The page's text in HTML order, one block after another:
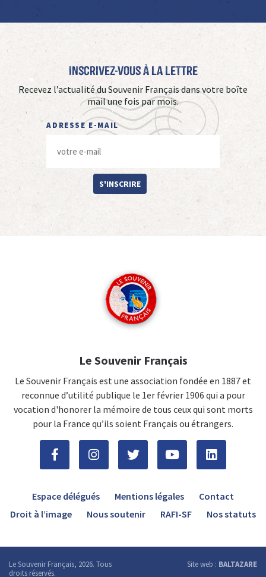
Inscrivez-vous à La Lettre
Recevez l’actualité du Souvenir Français dans votre boîte
mail une fois par mois.
ADRESSE E-MAIL
S'INSCRIRE
Le Souvenir Français
Le Souvenir Français est une association fondée en 1887 et
reconnue d’utilité publique le 1er février 1906 qui a pour
vocation d'honorer la mémoire de tous ceux qui sont morts
pour la France qu’ils soient Français ou étrangers.
Espace délégués Mentions légales
Contact
Droit à l’image
Nous soutenir RAFI-SF Nos statuts
Le Souvenir Français, 2026. Tous
droits réservés.
Site web : BALTAZARE